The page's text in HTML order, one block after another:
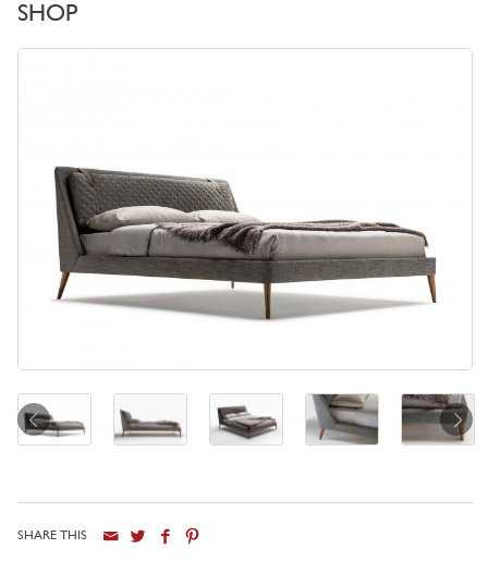
SHOP
SHARE THIS